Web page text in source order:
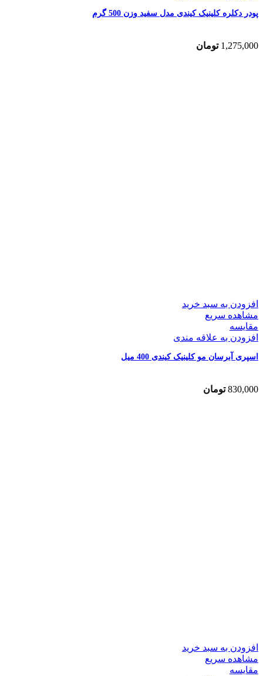
پودر دکلره کلینیک کیندی مدل سفید وزن 500 گرم
1,275,000 تومان
افزودن به سبد خرید
مشاهده سریع
مقایسه
افزودن به علاقه مندی
اسپری آبرسان مو کلینیک کیندی 400 میل
830,000 تومان
افزودن به سبد خرید
مشاهده سریع
مقایسه